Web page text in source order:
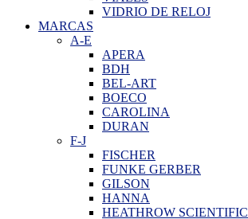
VIDRIO DE RELOJ
MARCAS
A-E
APERA
BDH
BEL-ART
BOECO
CAROLINA
DURAN
F-J
FISCHER
FUNKE GERBER
GILSON
HANNA
HEATHROW SCIENTIFIC